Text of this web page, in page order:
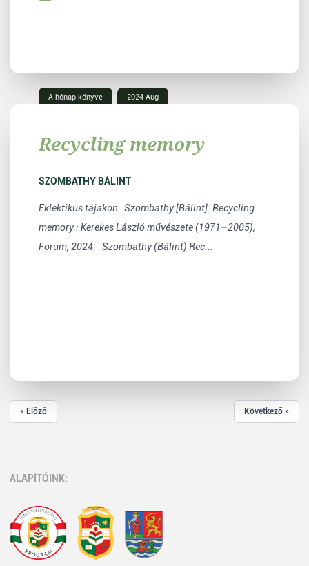
A hónap könyve 2024 Aug
Recycling memory
SZOMBATHY BÁLINT
Eklektikus tájakon Szombathy [Bálint]: Recycling
memory : Kerekes László művészete (1971–2005),
Forum, 2024. Szombathy (Bálint) Rec...
« Előző Következő »
ALAPÍTÓINK: